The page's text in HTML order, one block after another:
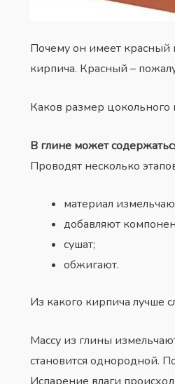
Почему он имеет красный
кирпича. Красный –
Каков размер цокольного
В глине может
Проводят несколько
материал
добавляют
сушат;
обжигают.
Из какого кирпича лучше
Массу из глины
становится однородной.